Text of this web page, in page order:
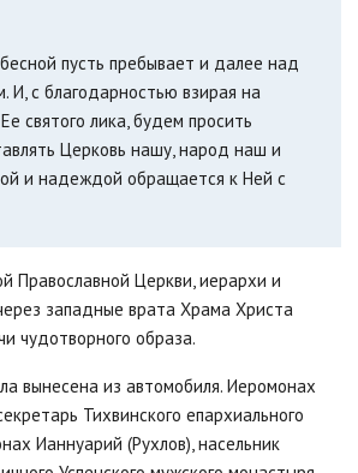
пусть пребывает и далее над
И, с благодарностью взирая на
святого лика, будем просить
Церковь нашу, народ наш и
и надеждой обращается к Ней с
Православной Церкви, иерархи и
западные врата Храма Христа
чудотворного образа.
вынесена из автомобиля. Иеромонах
Тихвинского епархиального
Ианнуарий (Рухлов), насельник